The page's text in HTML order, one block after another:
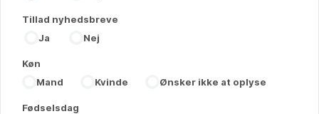
Tillad nyhedsbreve
Ja
Nej
Køn
Mand
Kvinde Ønsker ikke at oplyse
Fødselsdag